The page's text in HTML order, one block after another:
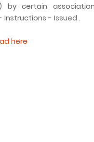
by certain
- Issued .
here